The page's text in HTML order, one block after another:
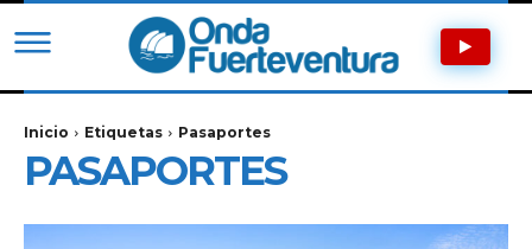
Inicio Etiquetas Pasaportes
PASAPORTES